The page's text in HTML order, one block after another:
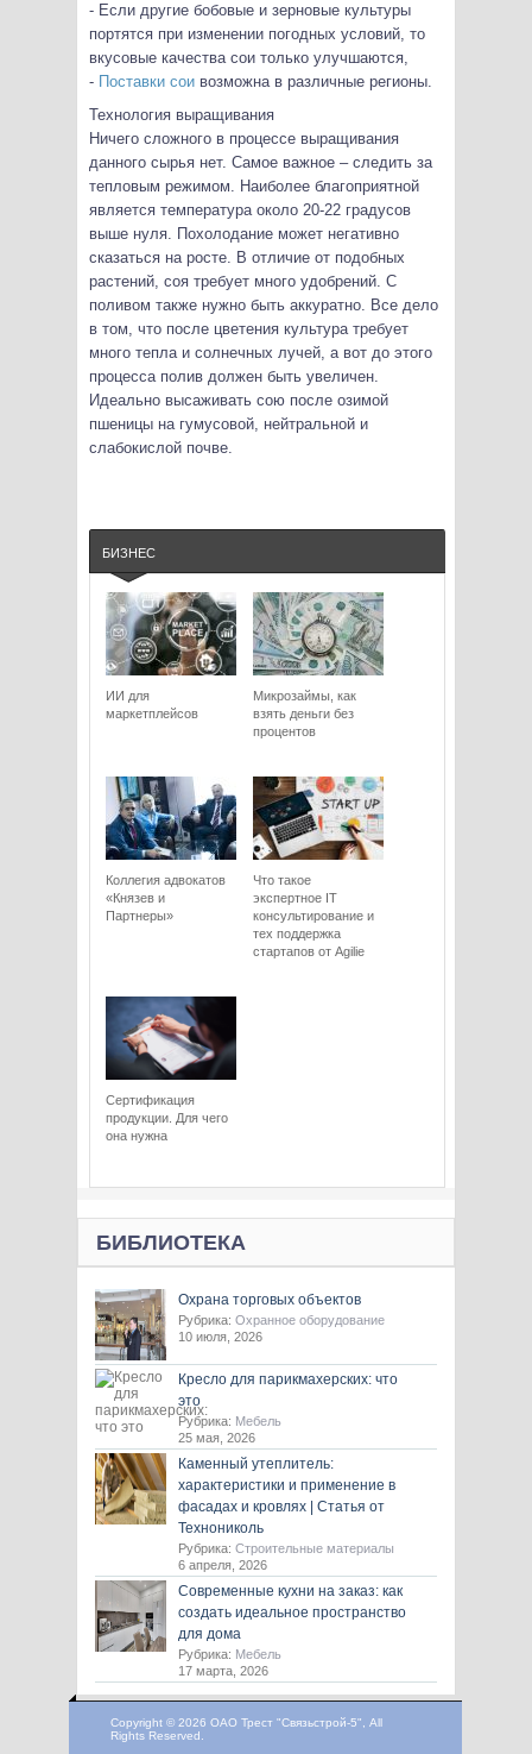
- Если другие бобовые и зерновые культуры
портятся при изменении погодных условий, то
вкусовые качества сои только улучшаются,
- Поставки сои возможна в различные регионы.
Технология выращивания
Ничего сложного в процессе выращивания
данного сырья нет. Самое важное – следить за
тепловым режимом. Наиболее благоприятной
является температура около 20-22 градусов
выше нуля. Похолодание может негативно
сказаться на росте. В отличие от подобных
растений, соя требует много удобрений. С
поливом также нужно быть аккуратно. Все дело
в том, что после цветения культура требует
много тепла и солнечных лучей, а вот до этого
процесса полив должен быть увеличен.
Идеально высаживать сою после озимой
пшеницы на гумусовой, нейтральной и
слабокислой почве.
БИЗНЕС
ИИ для
маркетплейсов
Микрозаймы, как
взять деньги без
процентов
Коллегия адвокатов
«Князев и
Партнеры»
Что такое
экспертное IT
консультирование и
тех поддержка
стартапов от Agilie
Сертификация
продукции. Для чего
она нужна
БИБЛИОТЕКА
Охрана торговых объектов
Рубрика: Охранное оборудование
10 июля, 2026
Кресло для парикмахерских: что
это
Рубрика: Мебель
25 мая, 2026
Каменный утеплитель:
характеристики и применение в
фасадах и кровлях | Статья от
Технониколь
Рубрика: Строительные материалы
6 апреля, 2026
Современные кухни на заказ: как
создать идеальное пространство
для дома
Рубрика: Мебель
17 марта, 2026
Copyright © 2026 ОАО Трест "Связьстрой-5", All
Rights Reserved.